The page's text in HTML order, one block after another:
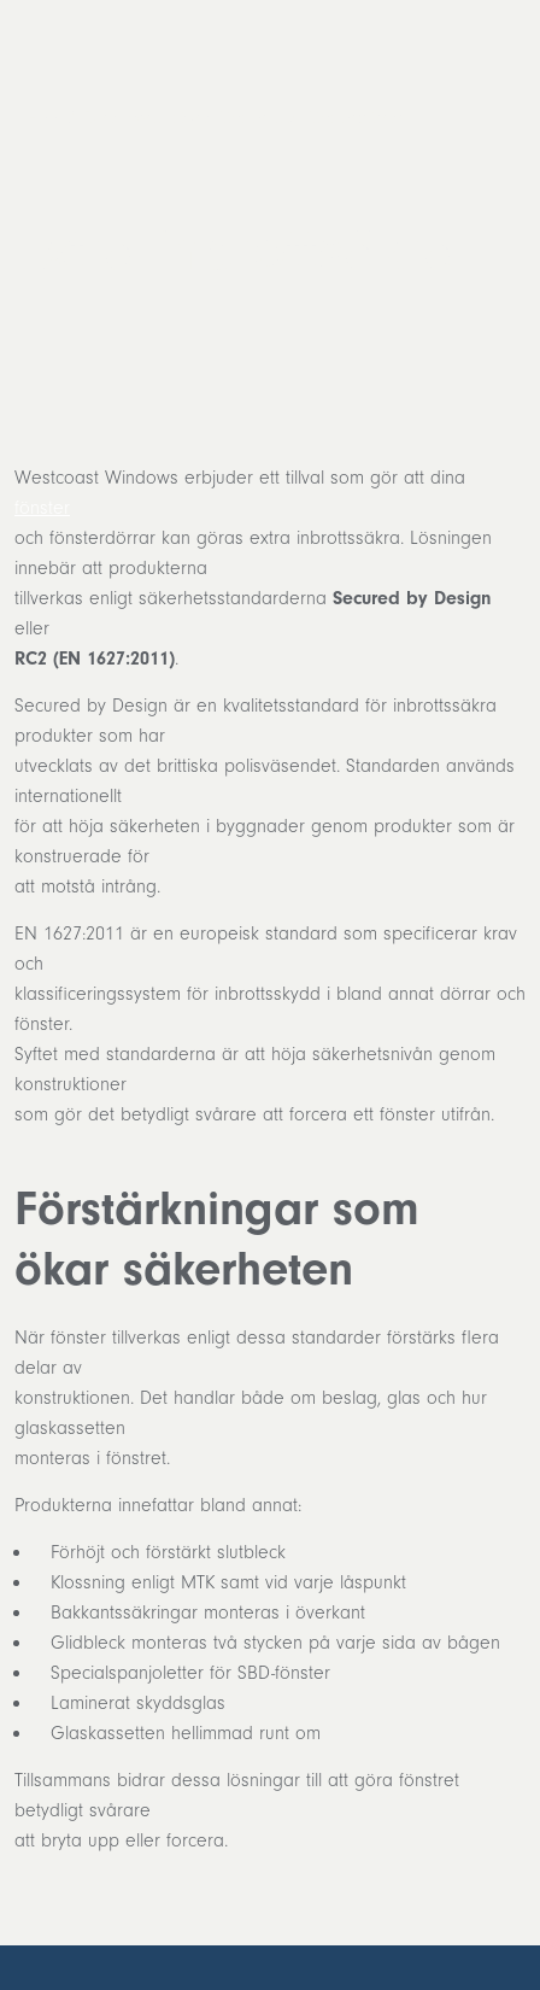
Westcoast Windows erbjuder ett tillval som gör att dina
och fönsterdörrar kan göras extra inbrottssäkra. Lösningen
innebär att produkterna
tillverkas enligt säkerhetsstandarderna Secured by Design
eller
RC2 (EN 1627:2011).
Secured by Design är en kvalitetsstandard för inbrottssäkra
produkter som har
utvecklats av det brittiska polisväsendet. Standarden används
internationellt
för att höja säkerheten i byggnader genom produkter som är
konstruerade för
att motstå intrång.
EN 1627:2011 är en europeisk standard som specificerar krav
och
klassificeringssystem för inbrottsskydd i bland annat dörrar och
fönster.
Syftet med standarderna är att höja säkerhetsnivån genom
konstruktioner
som gör det betydligt svårare att forcera ett fönster utifrån.
Förstärkningar som
ökar säkerheten
När fönster tillverkas enligt dessa standarder förstärks flera
delar av
konstruktionen. Det handlar både om beslag, glas och hur
glaskassetten
monteras i fönstret.
Produkterna innefattar bland annat:
Förhöjt och förstärkt slutbleck
Klossning enligt MTK samt vid varje låspunkt
Bakkantssäkringar monteras i överkant
Glidbleck monteras två stycken på varje sida av bågen
Specialspanjoletter för SBD-fönster
Laminerat skyddsglas
Glaskassetten hellimmad runt om
Tillsammans bidrar dessa lösningar till att göra fönstret
betydligt svårare
att bryta upp eller forcera.